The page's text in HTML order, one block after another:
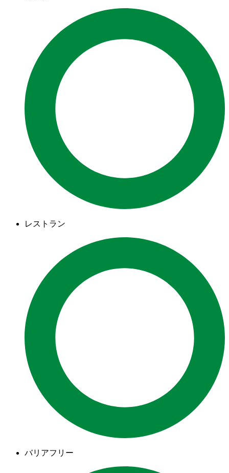
レストラン
バリアフリー